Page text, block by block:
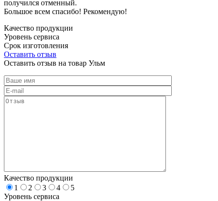
получился отменный.
Большое всем спасибо! Рекомендую!
Качество продукции
Уровень сервиса
Срок изготовления
Оставить отзыв
Оставить отзыв на товар Ульм
Качество продукции
1
2 3 4
5
Уровень сервиса